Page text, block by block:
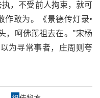
，不受前人拘束，就可
作敢为。《景德传灯录•
，呵佛駡祖去在。"宋杨
为寻常事者，庄周则夸